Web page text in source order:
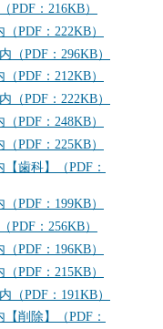
：216KB）
PDF：222KB）
PDF：296KB）
PDF：212KB）
PDF：222KB）
PDF：248KB）
PDF：225KB）
歯科】（PDF：
PDF：199KB）
：256KB）
PDF：196KB）
PDF：215KB）
PDF：191KB）
削除】（PDF：